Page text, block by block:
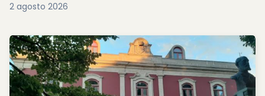
2 agosto 2026